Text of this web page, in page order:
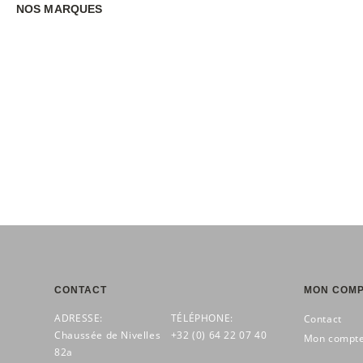
NOS MARQUES
CONTACT
ADRESSE:
Chaussée de Nivelles
82a
TÉLÉPHONE:
+32 (0) 64 22 07 40
MON
Contact
Mon compte